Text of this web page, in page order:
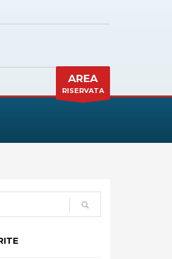
AREA
RISERVATA